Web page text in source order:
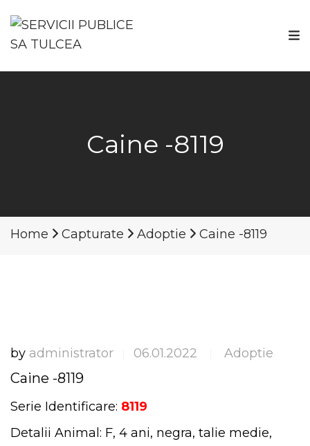
Caine -8119
Home Capturate Adoptie Caine -8119
by administrator 06.01.2022 Adoptie
Caine -8119
Serie Identificare: 8119
Detalii Animal: F, 4 ani, negra, talie medie,